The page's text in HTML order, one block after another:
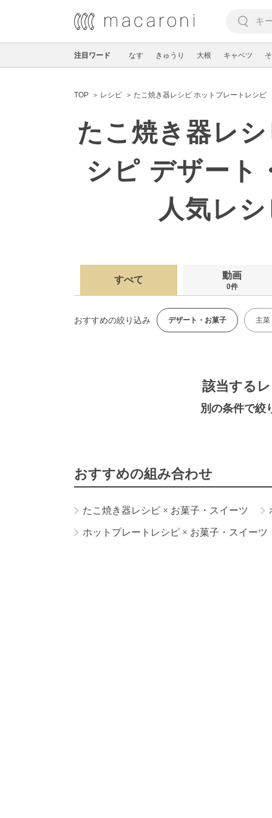
注目ワード なす きゅうり 大根 キャベツ
TOP レシピ たこ焼き器レシピ ホットプレートレシピ
たこ焼き器レ
シピ デザート
人気レ
すべて 動画
0件
おすすめの絞り込み デザート・お菓子 主菜
該当する
別の条件で絞
おすすめの組み合わせ
たこ焼き器レシピ × お菓子・スイーツ
ホットプレートレシピ × お菓子・スイーツ